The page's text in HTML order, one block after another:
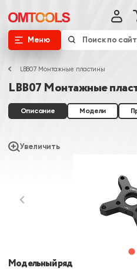
Меню
LBB07 Монтажные пластины
LBB07 Монтажные
Описание Модели
Увеличить
Модельный ряд